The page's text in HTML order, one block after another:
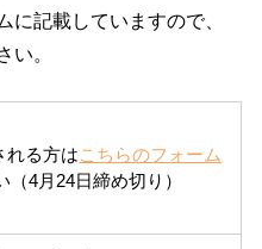
に記載していますので、
い。
れる方はこちらのフォーム
4月24日締め切り）